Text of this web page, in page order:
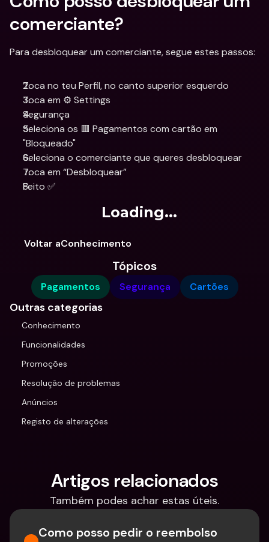
comerciante?
Para desbloquear um comerciante, segue estes passos:
Toca no teu Perfil, no canto superior esquerdo
Toca em ⚙️ Settings
Segurança
Seleciona os 🟥 Pagamentos com cartão em
"Bloqueado"
Seleciona o comerciante que queres desbloquear
Toca em “Desbloquear”
Feito ✅
Loading...
Voltar aConhecimento
Tópicos
Pagamentos Segurança Cartões
Outras categorias
Conhecimento
Funcionalidades
Promoções
Resolução de problemas
Anúncios
Registo de alterações
Artigos relacionados
Também podes achar estas úteis.
Como posso pedir o reembolso